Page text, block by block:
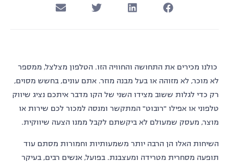
כולנו מכירים את התחושה והחוויה הזו. הטלפון מצלצל, ממספר
לא מוכר, לא מזוהה או בעל מבנה מוזר. אתם עונים, בחשש מסוים,
רק כדי לגלות ששוב מצידו השני של הקו מדבר איתכם נציג שיווק
טלפוני או אפילו "רובוט" המתקשר ומנסה למכור לכם שירות או
מוצר, מעסק שמעולם לא ביקשתם לקבל ממנו הצעה שיווקית.
השיחות האלו הן הרבה יותר משמעותיות וחמורות מסתם עוד
תופעה מסחרית מטרידה ומעצבנת. בפועל, אנשים רבים, בעיקר